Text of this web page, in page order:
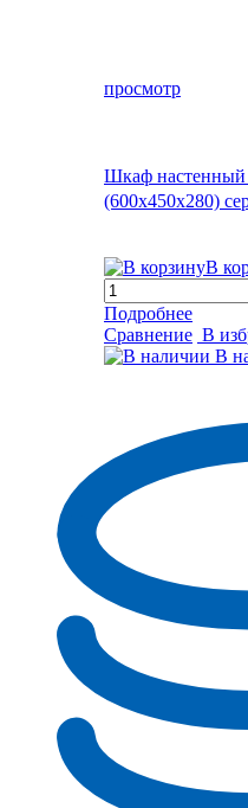
просмотр
Шкаф настенный
(600x450x280)
В
Подробнее
Сравнение В
В